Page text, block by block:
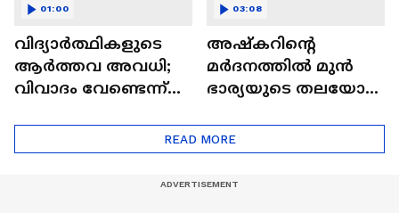
വിദ്യാർത്ഥികളുടെ
ആർത്തവ അവധി;
വിവാദം വേണ്ടെന്ന്
Menstruation Leave
01:00
അഷ്കറിന്റെ
മർദനത്തിൽ മുൻ
ഭാര്യയുടെ തലയോട്ടി
ചികിത്സയിലെന്ന്
കുടുംബം |
03:08
READ MORE